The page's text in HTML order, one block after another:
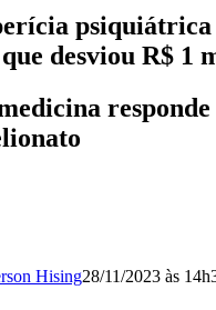
desviou R$ 1
Hising28/11/2023 às